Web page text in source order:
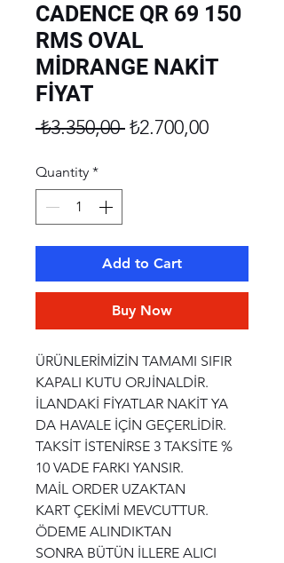
CADENCE QR 69 150
RMS OVAL
MİDRANGE NAKİT
FİYAT
₺3.350,00 Regular
₺2.700,00Sale
Quantity *
Add to Cart
Buy Now
ÜRÜNLERİMİZİN TAMAMI SIFIR
KAPALI KUTU ORJİNALDİR.
İLANDAKİ FİYATLAR NAKİT YA
DA HAVALE İÇİN GEÇERLİDİR.
TAKSİT İSTENİRSE 3 TAKSİTE %
10 VADE FARKI YANSIR.
MAİL ORDER UZAKTAN
KART ÇEKİMİ MEVCUTTUR.
ÖDEME ALINDIKTAN
SONRA BÜTÜN İLLERE ALICI